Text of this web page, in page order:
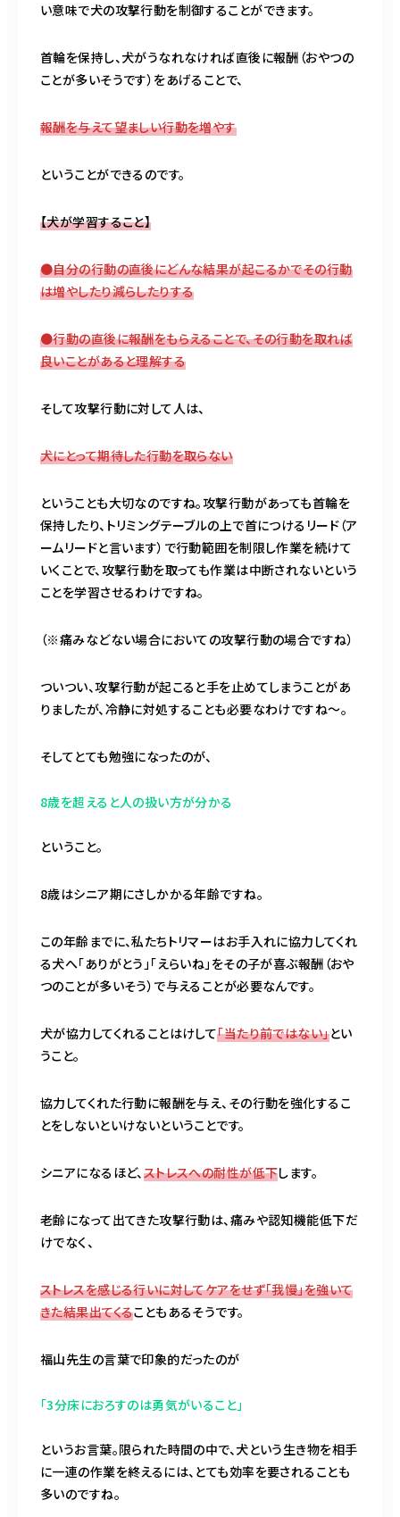
い意味で犬の攻撃行動を制御することができます。
首輪を保持し、犬がうなれなければ直後に報酬（おやつの
ことが多いそうです）をあげることで、
報酬を与えて望ましい行動を増やす
ということができるのです。
【犬が学習すること】
●自分の行動の直後にどんな結果が起こるかでその行動
は増やしたり減らしたりする
●行動の直後に報酬をもらえることで、その行動を取れば
良いことがあると理解する
そして攻撃行動に対して人は、
犬にとって期待した行動を取らない
ということも大切なのですね。攻撃行動があっても首輪を
保持したり、トリミングテーブルの上で首につけるリード（ア
ームリードと言います）で行動範囲を制限し作業を続けて
いくことで、攻撃行動を取っても作業は中断されないという
ことを学習させるわけですね。
（※痛みなどない場合においての攻撃行動の場合ですね）
ついつい、攻撃行動が起こると手を止めてしまうことがあ
りましたが、冷静に対処することも必要なわけですね～。
そしてとても勉強になったのが、
8歳を超えると人の扱い方が分かる
ということ。
8歳はシニア期にさしかかる年齢ですね。
この年齢までに、私たちトリマーはお手入れに協力してくれ
る犬へ「ありがとう」「えらいね」をその子が喜ぶ報酬（おや
つのことが多いそう）で与えることが必要なんです。
犬が協力してくれることはけして「当たり前ではない」とい
うこと。
協力してくれた行動に報酬を与え、その行動を強化するこ
とをしないといけないということです。
シニアになるほど、ストレスへの耐性が低下します。
老齢になって出てきた攻撃行動は、痛みや認知機能低下だ
けでなく、
ストレスを感じる行いに対してケアをせず「我慢」を強いて
きた結果出てくることもあるそうです。
福山先生の言葉で印象的だったのが
「3分床におろすのは勇気がいること」
というお言葉。限られた時間の中で、犬という生き物を相手
に一連の作業を終えるには、とても効率を要されることも
多いのですね。